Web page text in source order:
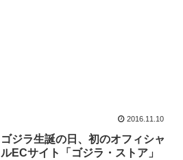
2016.11.10
ゴジラ生誕の日、初のオフィシャ
ルECサイト「ゴジラ・ストア」